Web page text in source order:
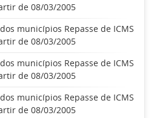
de 08/03/2005
municípios Repasse de ICMS
de 08/03/2005
municípios Repasse de ICMS
de 08/03/2005
municípios Repasse de ICMS
de 08/03/2005